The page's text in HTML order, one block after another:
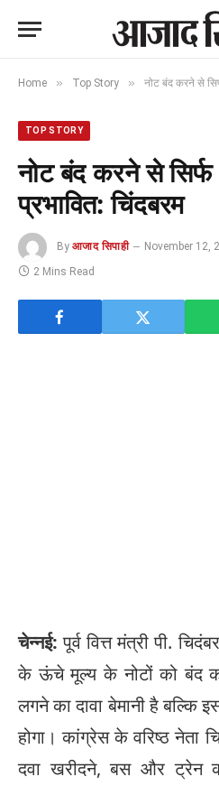
Home » Top Story » नोट बंद करने से
TOP STORY
नोट बंद करने से
प्रभावित: चिंदबरम
By आजाद सिपाही November 12,
2 Mins Read
चेन्नई: पूर्व वित्त मंत्री पी.
के ऊंचे मूल्य के नोटों को बंद
लगने का दावा बेमानी है बल्कि
होगा। कांग्रेस के वरिष्ठ नेता
दवा खरीदने, बस और ट्रेन